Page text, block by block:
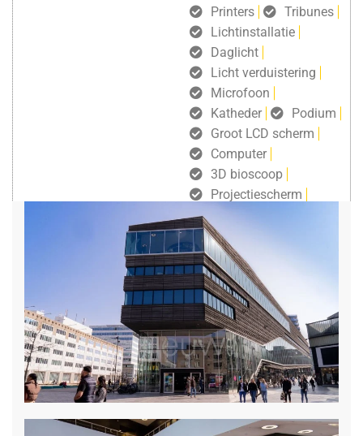
Printers
Tribunes
Lichtinstallatie
Daglicht
Licht verduistering
Microfoon
Katheder
Podium
Groot LCD scherm
Computer
3D bioscoop
Projectiescherm
gratis draadloos internet